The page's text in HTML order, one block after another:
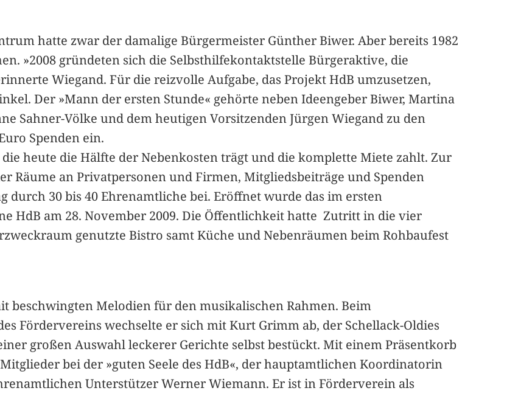
hatte zwar der damalige Bürgermeister Günther Biwer. Aber bereits 1982
»2008 gründeten sich die Selbsthilfekontaktstelle Bürgeraktive, die
Wiegand. Für die reizvolle Aufgabe, das Projekt HdB umzusetzen,
Der »Mann der ersten Stunde« gehörte neben Ideengeber Biwer, Martina
Sahner-Völke und dem heutigen Vorsitzenden Jürgen Wiegand zu den
Spenden ein.
heute die Hälfte der Nebenkosten trägt und die komplette Miete zahlt. Zur
Räume an Privatpersonen und Firmen, Mitgliedsbeiträge und Spenden
durch 30 bis 40 Ehrenamtliche bei. Eröffnet wurde das im ersten
HdB am 28. November 2009. Die Öffentlichkeit hatte Zutritt in die vier
genutzte Bistro samt Küche und Nebenräumen beim Rohbaufest
beschwingten Melodien für den musikalischen Rahmen. Beim
Fördervereins wechselte er sich mit Kurt Grimm ab, der Schellack-Oldies
großen Auswahl leckerer Gerichte selbst bestückt. Mit einem Präsentkorb
bei der »guten Seele des HdB«, der hauptamtlichen Koordinatorin
Unterstützer Werner Wiemann. Er ist in Förderverein als